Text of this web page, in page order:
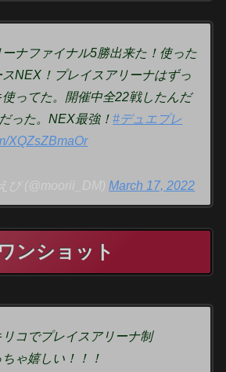
ーナファイナル5勝出来た！使った
NEX！プレイスアリーナはずっ
使ってた。開催中全22戦したんだ
った。NEX最強！#デュエプレ
XQZsZBmaOr
び (@moorii_DM)March 17, 2022
ンショット
リコでプレイスアリーナ制
ゃ嬉しい！！！